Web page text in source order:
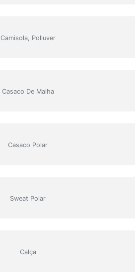
Camisola, Polluver
Casaco De Malha
Casaco Polar
Sweat Polar
Calça